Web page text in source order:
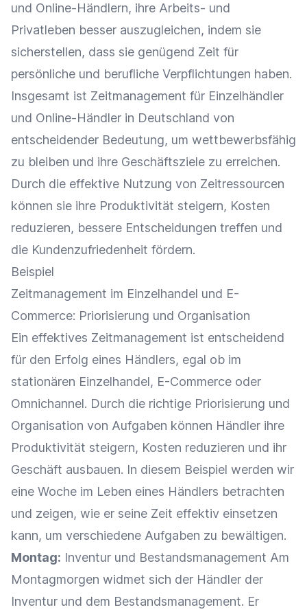
und Online-Händlern, ihre Arbeits- und
Privatleben besser auszugleichen, indem sie
sicherstellen, dass sie genügend Zeit für
persönliche und berufliche Verpflichtungen haben.
Insgesamt ist Zeitmanagement für Einzelhändler
und Online-Händler in Deutschland von
entscheidender Bedeutung, um wettbewerbsfähig
zu bleiben und ihre Geschäftsziele zu erreichen.
Durch die effektive Nutzung von Zeitressourcen
können sie ihre Produktivität steigern, Kosten
reduzieren, bessere Entscheidungen treffen und
die Kundenzufriedenheit fördern.
Beispiel
Zeitmanagement im Einzelhandel und E-
Commerce: Priorisierung und Organisation
Ein effektives Zeitmanagement ist entscheidend
für den Erfolg eines Händlers, egal ob im
stationären Einzelhandel, E-Commerce oder
Omnichannel. Durch die richtige Priorisierung und
Organisation von Aufgaben können Händler ihre
Produktivität steigern, Kosten reduzieren und ihr
Geschäft ausbauen. In diesem Beispiel werden wir
eine Woche im Leben eines Händlers betrachten
und zeigen, wie er seine Zeit effektiv einsetzen
kann, um verschiedene Aufgaben zu bewältigen.
Montag: Inventur und Bestandsmanagement Am
Montagmorgen widmet sich der Händler der
Inventur und dem Bestandsmanagement. Er